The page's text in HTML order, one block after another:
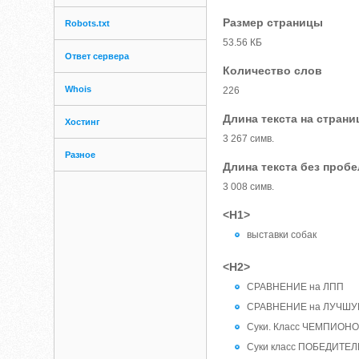
Robots.txt
Ответ сервера
Whois
Хостинг
Разное
Размер страницы
53.56 КБ
Количество слов
226
Длина текста на
3 267 симв.
Длина текста без
3 008 симв.
<H1>
выставки собак
<H2>
СРАВНЕНИЕ на ЛПП
СРАВНЕНИЕ на
Суки. Класс
Суки класс